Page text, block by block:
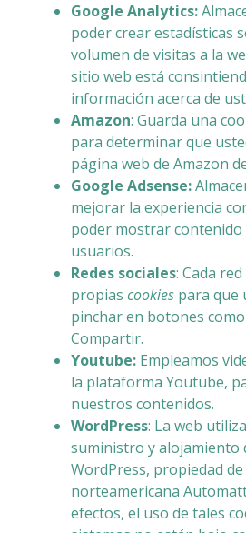
Google Analytics:
poder crear estadísticas
volumen de visitas a la
sitio web está
información acerca de
Amazon: Guarda una
para determinar que
página web de Amazon
Google Adsense:
mejorar la experiencia
poder mostrar
usuarios.
Redes sociales: Cada
propias cookies para que
pinchar en botones
Compartir.
Youtube: Empleamos
la plataforma Youtube,
nuestros contenidos.
WordPress: La web
suministro y alojamiento
WordPress, propiedad
norteamericana
efectos, el uso de tales